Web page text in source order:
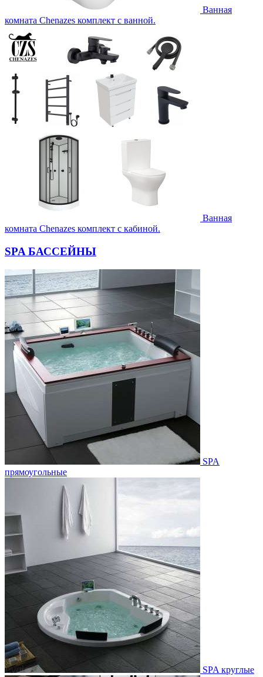
Ванная
комната Chenazes комплект с ванной.
Ванная
комната Chenazes комплект с кабиной.
SPA БАССЕЙНЫ
SPA
прямоугольные
SPA круглые